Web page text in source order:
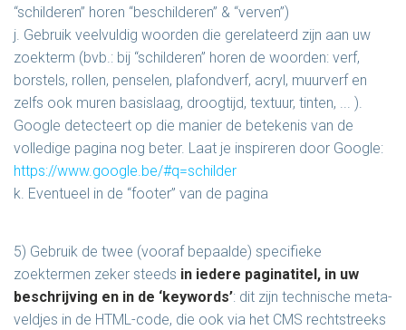
“schilderen” horen “beschilderen” & “verven”)
j. Gebruik veelvuldig woorden die gerelateerd zijn aan uw
zoekterm (bvb.: bij “schilderen” horen de woorden: verf,
borstels, rollen, penselen, plafondverf, acryl, muurverf en
zelfs ook muren basislaag, droogtijd, textuur, tinten, ... ).
Google detecteert op die manier de betekenis van de
volledige pagina nog beter. Laat je inspireren door Google:
https://www.google.be/#q=schilder
k. Eventueel in de “footer” van de pagina
5) Gebruik de twee (vooraf bepaalde) specifieke
zoektermen zeker steeds in iedere paginatitel, in uw
beschrijving en in de ‘keywords’: dit zijn technische meta-
veldjes in de HTML-code, die ook via het CMS rechtstreeks